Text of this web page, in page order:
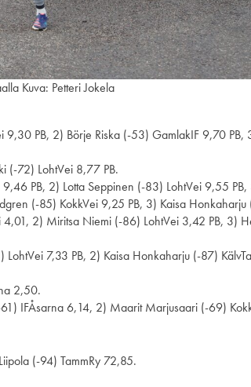
Kuva: Petteri Jokela
PB, 2) Börje Riska (-53) GamlakIF 9,70 PB,
(-72) LohtVei 8,77 PB.
PB, 2) Lotta Seppinen (-83) LohtVei 9,55
(-85) KokkVei 9,25 PB, 3) Kaisa
2) Miritsa Niemi (-86) LohtVei 3,42 PB, 3)
7,33 PB, 2) Kaisa Honkaharju (-87)
2,50.
IFÅsarna 6,14, 2) Maarit Marjusaari (-69)
(-94) TammRy 72,85.